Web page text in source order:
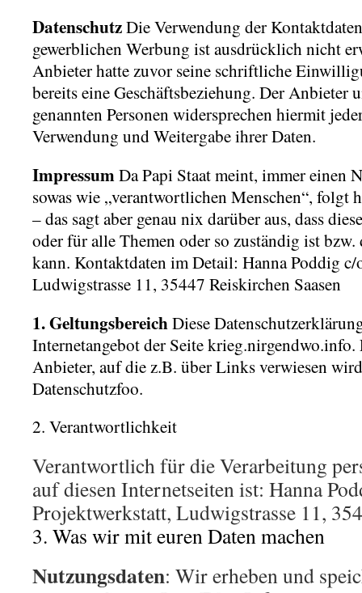
DatenschutzDie Verwendung der
gewerblichen Werbung ist ausdrücklich nicht
Anbieter hatte zuvor seine schriftliche
bereits eine Geschäftsbeziehung. Der Anbieter
genannten Personen widersprechen hiermit
Verwendung und Weitergabe ihrer Daten.
ImpressumDa Papi Staat meint, immer einen
sowas wie „verantwortlichen Menschen“, folgt
– das sagt aber genau nix darüber aus, dass
oder für alle Themen oder so zuständig ist
kann. Kontaktdaten im Detail: Hanna Poddig
Ludwigstrasse 11, 35447 Reiskirchen Saasen
1. GeltungsbereichDiese
Internetangebot der Seite krieg.nirgendwo.info.
Anbieter, auf die z.B. über Links verwiesen
Datenschutzfoo.
2. Verantwortlichkeit
Verantwortlich für die Verarbeitung
auf diesen Internetseiten ist: Hanna
Projektwerkstatt, Ludwigstrasse 11,
3. Was wir mit euren Daten machen
Nutzungsdaten: Wir erheben und